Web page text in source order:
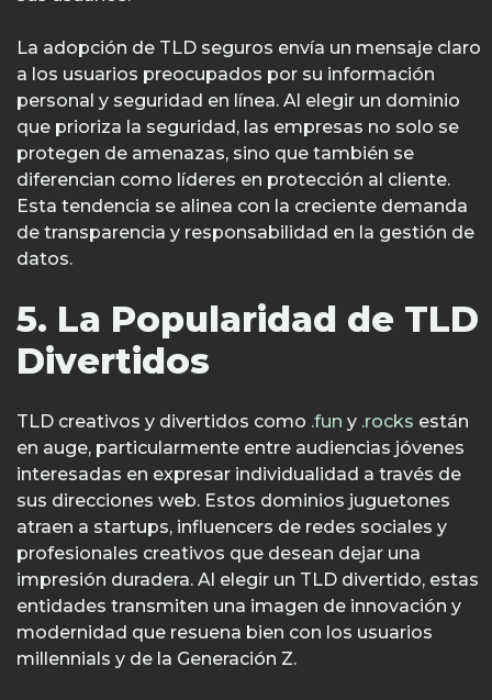
La adopción de TLD seguros envía un mensaje claro
a los usuarios preocupados por su información
personal y seguridad en línea. Al elegir un dominio
que prioriza la seguridad, las empresas no solo se
protegen de amenazas, sino que también se
diferencian como líderes en protección al cliente.
Esta tendencia se alinea con la creciente demanda
de transparencia y responsabilidad en la gestión de
datos.
5. La Popularidad de TLD
Divertidos
TLD creativos y divertidos como .fun y .rocks están
en auge, particularmente entre audiencias jóvenes
interesadas en expresar individualidad a través de
sus direcciones web. Estos dominios juguetones
atraen a startups, influencers de redes sociales y
profesionales creativos que desean dejar una
impresión duradera. Al elegir un TLD divertido, estas
entidades transmiten una imagen de innovación y
modernidad que resuena bien con los usuarios
millennials y de la Generación Z.